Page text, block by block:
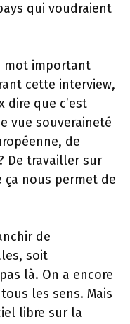
qui voudraient
mot important
cette interview,
dire que c’est
vue souveraineté
de
De travailler sur
ça nous permet de
de
soit
là. On a encore
les sens. Mais
libre sur la